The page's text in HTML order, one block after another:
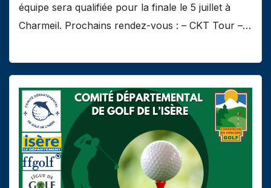
équipe sera qualifiée pour la finale le 5 juillet à
Charmeil. Prochains rendez-vous : – CKT Tour –…